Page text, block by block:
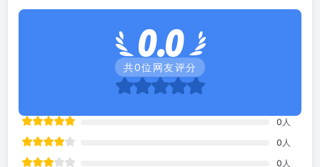
0.0
共0位网友评分
0 人
0 人
0 人